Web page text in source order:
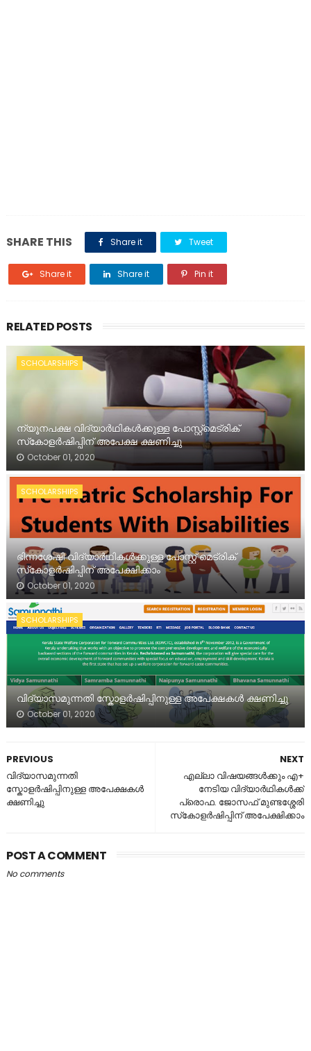
SHARE THIS Share it Tweet
Share it Share it Pin it
RELATED POSTS
SCHOLARSHIPS
ന്യൂനപക്ഷ വിദ്യാർഥികൾക്കുള്ള പോസ്റ്റ്‌മെട്രിക്
സ്‌കോളർഷിപ്പിന് അപേക്ഷ ക്ഷണിച്ചു
October 01, 2020
SCHOLARSHIPS
ഭിന്നശേഷി വിദ്യാർഥികൾക്കുള്ള പോസ്റ്റ് മെട്രിക്
സ്‌കോളർഷിപ്പിന് അപേക്ഷിക്കാം
October 01, 2020
SCHOLARSHIPS
വിദ്യാസമുന്നതി സ്കോളർഷിപ്പിനുള്ള അപേക്ഷകൾ ക്ഷണിച്ചു
October 01, 2020
NEXT
എല്ലാ വിഷയങ്ങൾക്കും എ+
നേടിയ വിദ്യാർഥികൾക്ക്
പ്രൊഫ. ജോസഫ് മുണ്ടശ്ശേരി
സ്‌കോളർഷിപ്പിന് അപേക്ഷിക്കാം
PREVIOUS
വിദ്യാസമുന്നതി
സ്കോളർഷിപ്പിനുള്ള അപേക്ഷകൾ
ക്ഷണിച്ചു
POST A COMMENT
No comments